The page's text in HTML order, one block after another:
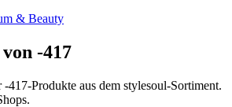
& Beauty
-417
-417-Produkte aus dem stylesoul-Sortiment.